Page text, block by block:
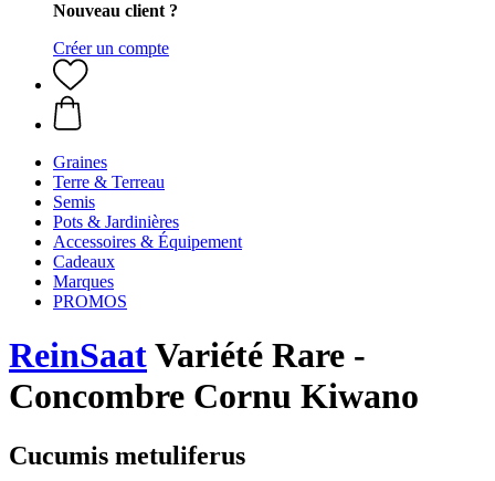
Nouveau client ?
Créer un compte
Graines
Terre & Terreau
Semis
Pots & Jardinières
Accessoires & Équipement
Cadeaux
Marques
PROMOS
ReinSaatVariété Rare -
Concombre Cornu Kiwano
Cucumis metuliferus